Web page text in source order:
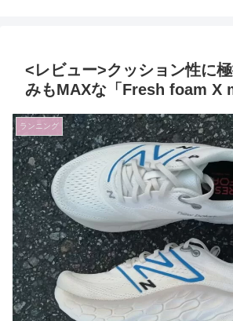
<レビュー>クッション性に
みもMAXな「Fresh foam X
ランニング